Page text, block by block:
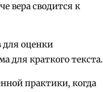
вера сводится к
для оценки
для краткого текста.
практики, когда